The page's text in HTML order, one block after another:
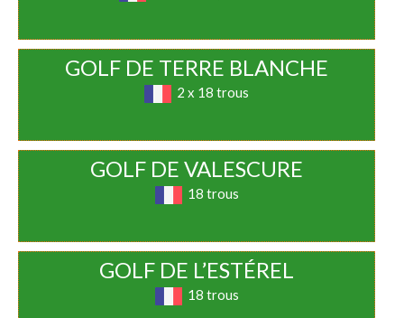
GOLF DE TERRE BLANCHE
2 x 18 trous
GOLF DE VALESCURE
18 trous
GOLF DE L’ESTÉREL
18 trous